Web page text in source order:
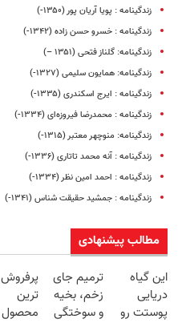
زندگینامه : پویا آریان پور (۱۳۵۰-)
زندگینامه : خسرو حسن زاده (۱۳۴۲-)
زندگینامه: گلناز فتحی (۱۳۵۱ –)
زندگینامه: همایون سلیمی (۱۳۲۷-)
زندگینامه : ایرج اسکندری (۱۳۳۵-)
زندگینامه : محمدرضا فیروزه‌ای (۱۳۳۴-)
زندگینامه: منوچهر معتبر (۱۳۱۵-)
زندگینامه : آنه محمد تاتاری (۱۳۳۶-)
زندگینامه : احمد امین نظر (۱۳۳۴-)
زندگینامه : جمشید حقیقت شناس (۱۳۴۱-)
مطالب پیشنهادی
این گیاه
دریایی
پوستت رو
ترمیم جای
زخم، بخیه
و سوختگی
پرفروش
ترین
محصول